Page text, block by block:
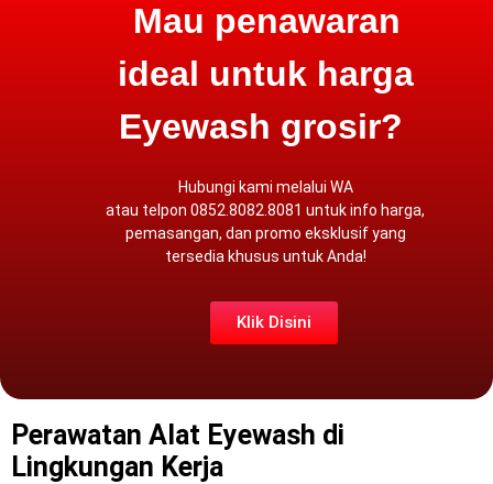
Mau penawaran
ideal untuk harga
Eyewash grosir?
Hubungi kami melalui WA
atau telpon 0852.8082.8081 untuk info harga,
pemasangan, dan promo eksklusif yang
tersedia khusus untuk Anda!
Klik Disini
Perawatan Alat Eyewash di
Lingkungan Kerja